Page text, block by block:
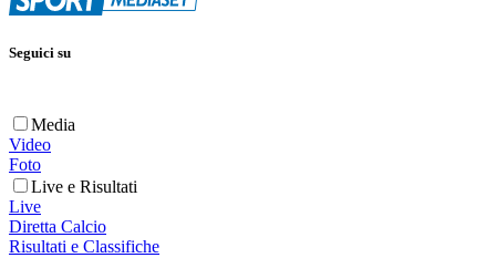
Seguici su
Media
Video
Foto
Live e Risultati
Live
Diretta Calcio
Risultati e Classifiche